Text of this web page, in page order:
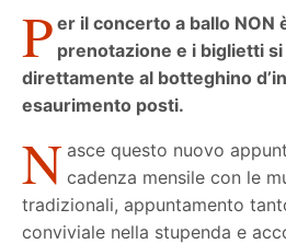
P er il concerto a ballo NON
prenotazione e i biglietti
direttamente al botteghino
esaurimento posti.
N asce questo nuovo
cadenza mensile con le
tradizionali, appuntamento
conviviale nella stupenda e